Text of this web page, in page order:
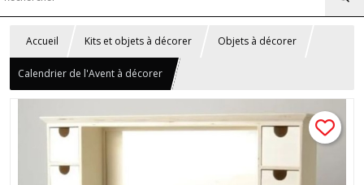
Accueil Kits et objets à décorer Objets à décorer
Calendrier de l'Avent à décorer